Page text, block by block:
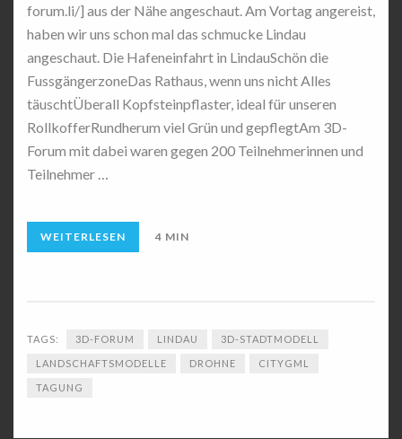
forum.li/] aus der Nähe angeschaut. Am Vortag angereist,
haben wir uns schon mal das schmucke Lindau
angeschaut. Die Hafeneinfahrt in LindauSchön die
FussgängerzoneDas Rathaus, wenn uns nicht Alles
täuschtÜberall Kopfsteinpflaster, ideal für unseren
RollkofferRundherum viel Grün und gepflegtAm 3D-
Forum mit dabei waren gegen 200 Teilnehmerinnen und
Teilnehmer …
WEITERLESEN 4 MIN
TAGS: 3D-FORUM LINDAU 3D-STADTMODELL
LANDSCHAFTSMODELLE DROHNE CITYGML
TAGUNG